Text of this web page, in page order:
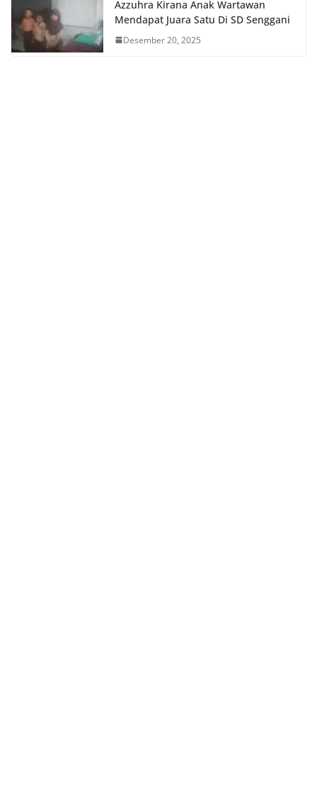
Azzuhra Kirana Anak Wartawan
Mendapat Juara Satu Di SD Senggani
Desember 20, 2025